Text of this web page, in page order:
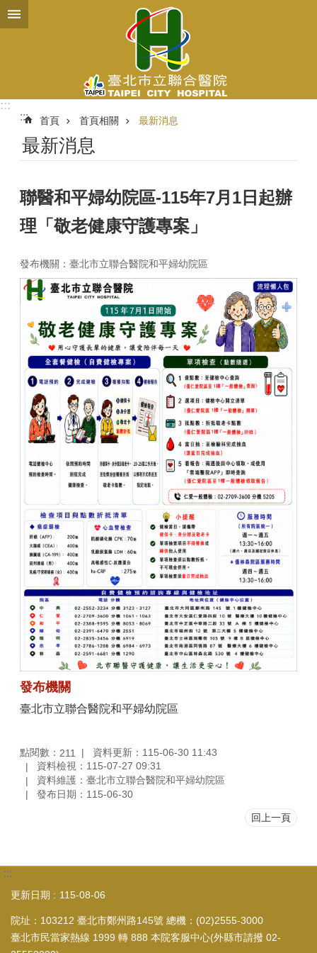
跳到主要內容區塊
:::
:::
首頁 首頁相關 最新消息
最新消息
聯醫和平婦幼院區-115年7月1日起辦
理「敬老健康守護專案」
發布機關：臺北市立聯合醫院和平婦幼院區
發布機關
臺北市立聯合醫院和平婦幼院區
點閱數： 211
資料更新：115-06-30 11:43
資料檢視：115-07-27 09:31
資料維護：臺北市立聯合醫院和平婦幼院區
發布日期：115-06-30
回上一頁
:::
更新日期 115-08-06
院址：103212 臺北市鄭州路145號 總機：(02)2555-3000
臺北市民當家熱線 1999 轉 888 本院客服中心(外縣市請撥 02-